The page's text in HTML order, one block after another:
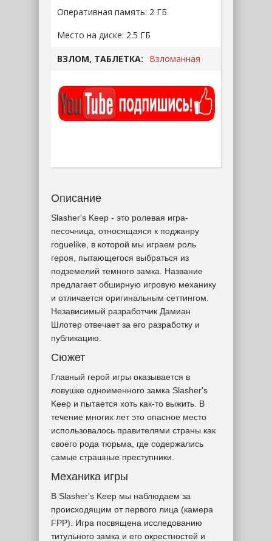
Оперативная память: 2 ГБ
Место на диске: 2.5 ГБ
ВЗЛОМ, ТАБЛЕТКА: Взломанная
Описание
Slasher's Keep - это ролевая игра-
песочница, относящаяся к поджанру
roguelike, в которой мы играем роль
героя, пытающегося выбраться из
подземелий темного замка. Название
предлагает обширную игровую механику
и отличается оригинальным сеттингом.
Независимый разработчик Дамиан
Шлотер отвечает за его разработку и
публикацию.
Сюжет
Главный герой игры оказывается в
ловушке одноименного замка Slasher's
Keep и пытается хоть как-то выжить. В
течение многих лет это опасное место
использовалось правителями страны как
своего рода тюрьма, где содержались
самые страшные преступники.
Механика игры
В Slasher's Keep мы наблюдаем за
происходящим от первого лица (камера
FPP). Игра посвящена исследованию
титульного замка и его окрестностей и